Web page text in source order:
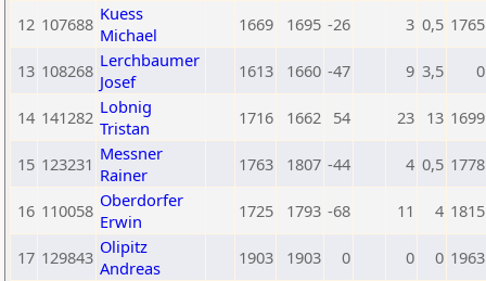
12 107688 Kuess
Michael
1669 1695 -26 3 0,5 1765
13 108268 Lerchbaumer
Josef
1613 1660 -47 9 3,5 0
14 141282 Lobnig
Tristan
1716 1662 54 23 13 1699
15 123231 Messner
Rainer
1763 1807 -44 4 0,5 1778
16 110058 Oberdorfer
Erwin
1725 1793 -68 11 4 1815
17 129843 Olipitz
Andreas
1903 1903 0 0 0 1963